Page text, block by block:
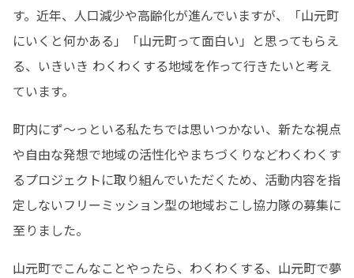
す。近年、人口減少や高齢化が進んでいますが、「山元町
にいくと何かある」「山元町って面白い」と思ってもらえ
る、いきいき わくわくする地域を作って行きたいと考え
ています。
町内にず〜っといる私たちでは思いつかない、新たな視点
や自由な発想で地域の活性化やまちづくりなどわくわくす
るプロジェクトに取り組んでいただくため、活動内容を指
定しないフリーミッション型の地域おこし協力隊の募集に
至りました。
山元町でこんなことやったら、わくわくする、山元町で夢